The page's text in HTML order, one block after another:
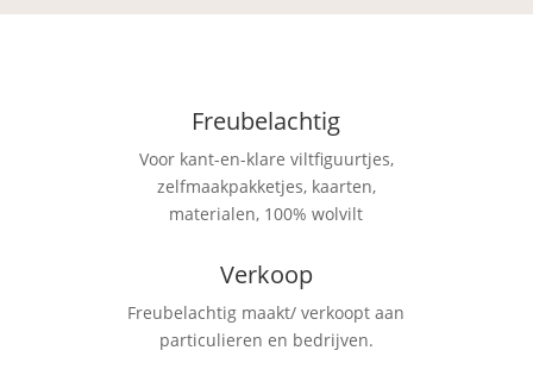
Freubelachtig
Voor kant-en-klare viltfiguurtjes,
zelfmaakpakketjes, kaarten,
materialen, 100% wolvilt
Verkoop
Freubelachtig maakt/ verkoopt aan
particulieren en bedrijven.